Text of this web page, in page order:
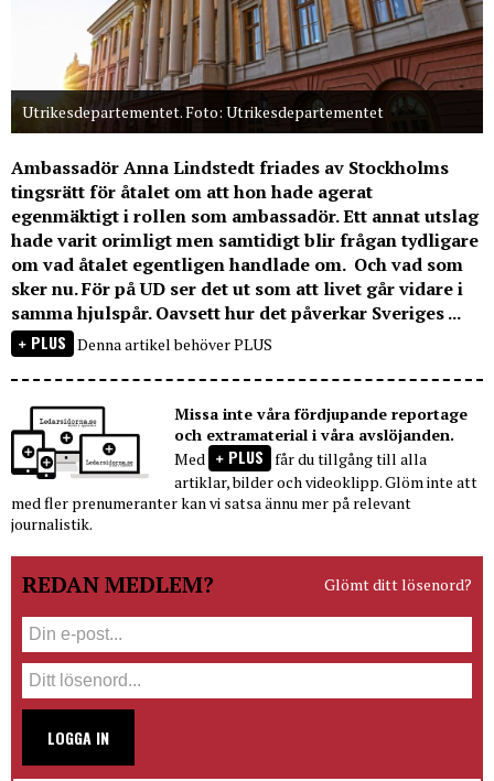
Utrikesdepartementet. Foto: Utrikesdepartementet
Ambassadör Anna Lindstedt friades av Stockholms
tingsrätt för åtalet om att hon hade agerat
egenmäktigt i rollen som ambassadör. Ett annat utslag
hade varit orimligt men samtidigt blir frågan tydligare
om vad åtalet egentligen handlade om. Och vad som
sker nu. För på UD ser det ut som att livet går vidare i
samma hjulspår. Oavsett hur det påverkar Sveriges ...
PLUS Denna artikel behöver PLUS
Missa inte våra fördjupande reportage
och extramaterial i våra avslöjanden.
Med
PLUS får du tillgång till alla
artiklar, bilder och videoklipp. Glöm inte att
med fler prenumeranter kan vi satsa ännu mer på relevant
journalistik.
REDAN MEDLEM? Glömt ditt lösenord?
LOGGA IN